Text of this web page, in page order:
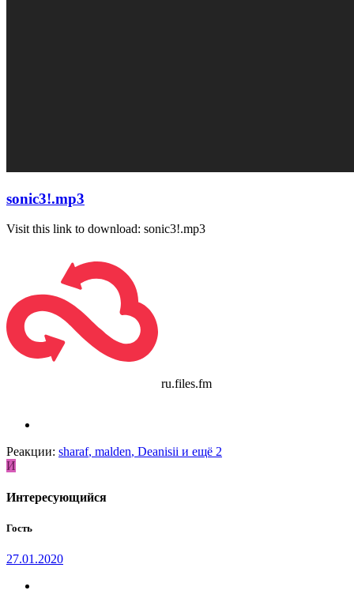
sonic3!.mp3
Visit this link to download: sonic3!.mp3
ru.files.fm
Реакции: sharaf, malden, Deanisii и ещё 2
И
Интересующийся
Гость
27.01.2020